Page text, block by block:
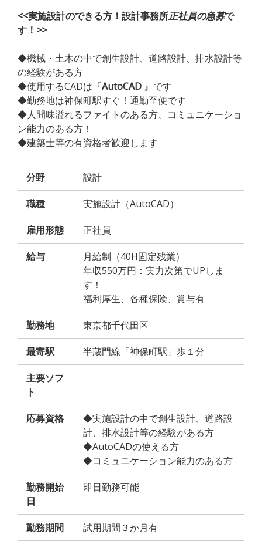
<<実施設計のできる方！設計事務所正社員の急募で
す！>>
◆機械・土木の中で創生設計、道路設計、排水設計等
の経験がある方
◆使用するCADは『AutoCAD 』です
◆勤務地は神保町駅すぐ！通勤至便です
◆人間味溢れるファイトのある方、コミュニケーショ
ン能力のある方！
◆建築士等の有資格者歓迎します
分野 設計
職種 実施設計（AutoCAD）
雇用形態 正社員
給与
月給制（40H固定残業）
年収550万円：実力次第でUPしま
す！
福利厚生、各種保険、賞与有
勤務地 東京都千代田区
最寄駅 半蔵門線「神保町駅」歩１分
主要ソフ
ト
応募資格
◆実施設計の中で創生設計、道路設
計、排水設計等の経験がある方
◆AutoCADの使える方
◆コミュニケーション能力のある方
勤務開始
日
即日勤務可能
勤務期間 試用期間３か月有